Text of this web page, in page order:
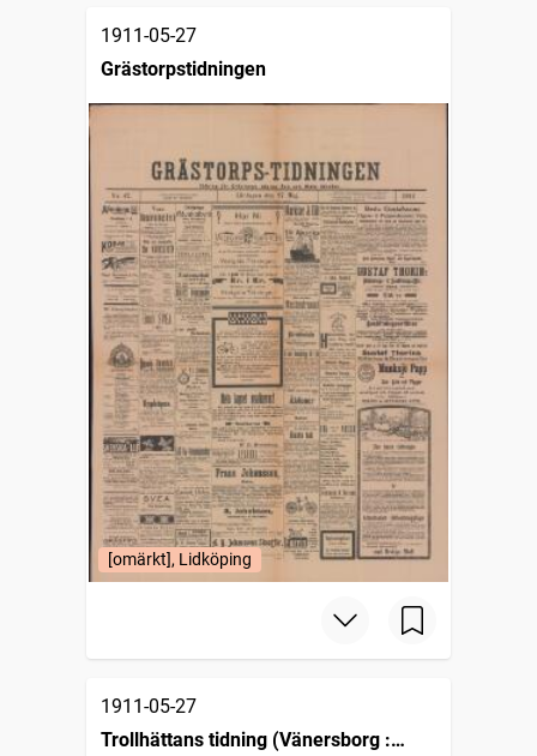
1911-05-27
Grästorpstidningen
[omärkt], Lidköping
1911-05-27
Trollhättans tidning (Vänersborg :